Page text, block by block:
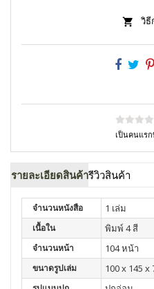
วิธี
เป็นคนแร
รายละเอียดสินค้ารีวิวสินค้า
จำนวนหนังสือ 1 เล่ม
เนื้อใน พิมพ์ 4 สี
จำนวนหน้า 104 หน้า
ขนาดรูปเล่ม 100 x 145 x